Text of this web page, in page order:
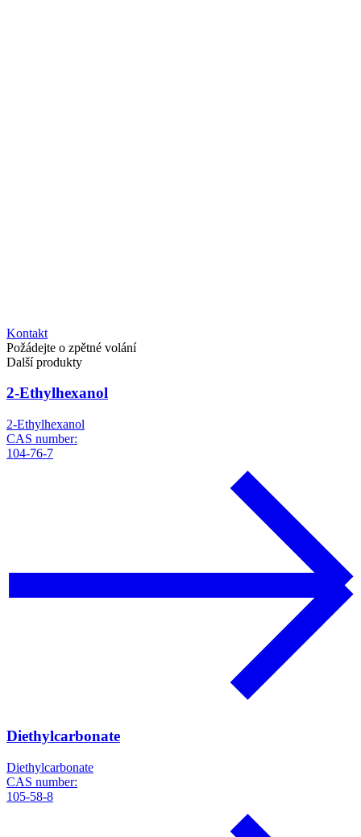
Kontakt
Požádejte o zpětné volání
Další produkty
2-Ethylhexanol
2-Ethylhexanol
CAS number:
104-76-7
Diethylcarbonate
Diethylcarbonate
CAS number:
105-58-8